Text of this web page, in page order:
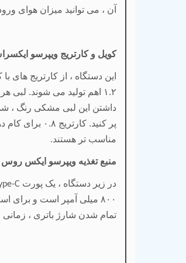
آن ، می توانید میزان هوای
کویل و کارتریج ویپرسو
۱.۲ اهم تولید می شوند.
مناسب تر هستند.
منبع تغذیه ویپرسو ایکس
در زیر دستگاه ، یک پورت C
۸۰۰ میلی آمپر است و
تمام شدن شارژ باتری ، زمانی